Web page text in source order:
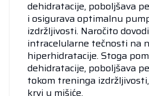
dehidratacije, poboljšava
i osigurava optimalnu
izdržljivosti. Naročito
intracelularne tečnosti na
hiperhidratacije. Stoga
dehidratacije, poboljšava
tokom treninga
krvi u mišiće.